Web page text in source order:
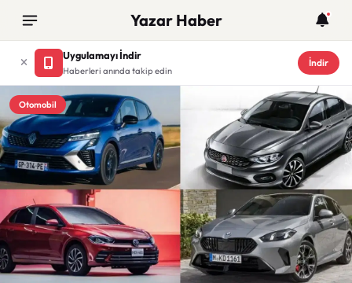
Yazar Haber
Uygulamayı İndir
Haberleri anında takip edin
İndir
Otomobil